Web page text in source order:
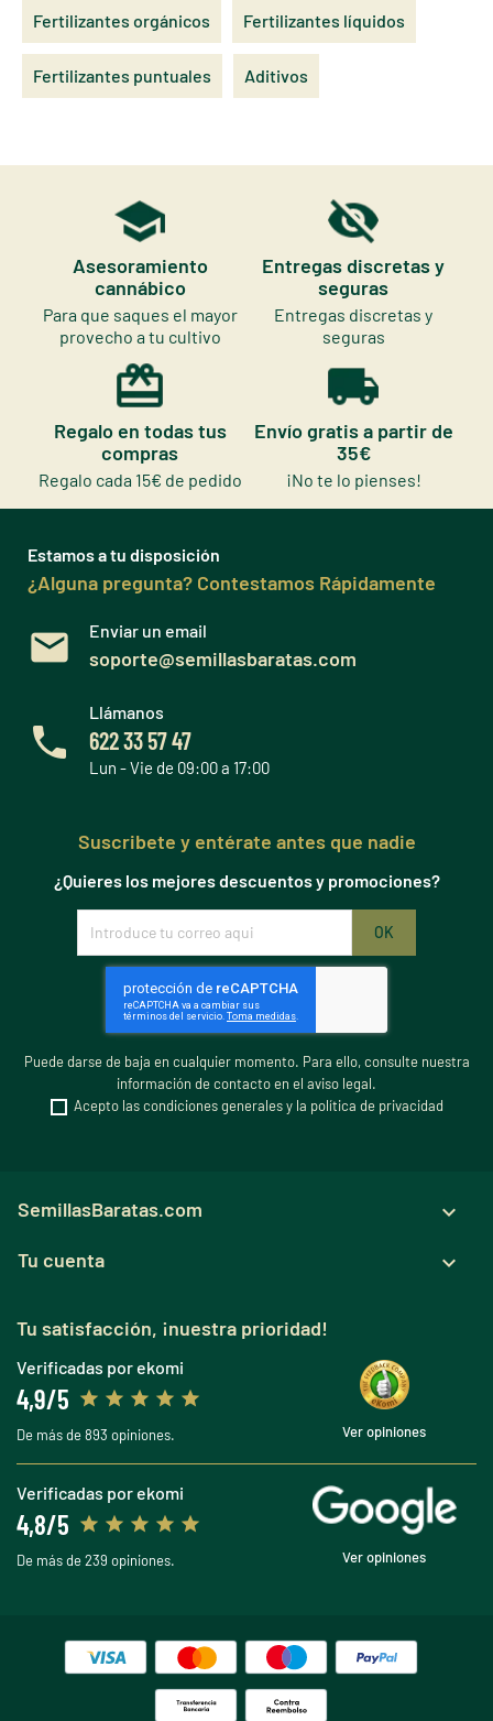
Fertilizantes orgánicos Fertilizantes líquidos
Fertilizantes puntuales Aditivos
Asesoramiento
cannábico
Para que saques el mayor
provecho a tu cultivo
Entregas discretas y
seguras
Entregas discretas y
seguras
Regalo en todas tus
compras
Regalo cada 15€ de pedido
Envío gratis a partir de
35€
¡No te lo pienses!
Estamos a tu disposición
¿Alguna pregunta? Contestamos Rápidamente
Enviar un email
soporte@semillasbaratas.com
Llámanos
622 33 57 47
Lun - Vie de 09:00 a 17:00
Suscribete y entérate antes que nadie
¿Quieres los mejores descuentos y promociones?
Puede darse de baja en cualquier momento. Para ello, consulte nuestra
información de contacto en el aviso legal.
Acepto las condiciones generales y la política de privacidad
SemillasBaratas.com 
Tu cuenta 
Tu satisfacción, ¡nuestra prioridad!
Verificadas por ekomi
4,9/5
De más de 893 opiniones. Ver opiniones
Verificadas por ekomi
4,8/5
De más de 239 opiniones. Ver opiniones